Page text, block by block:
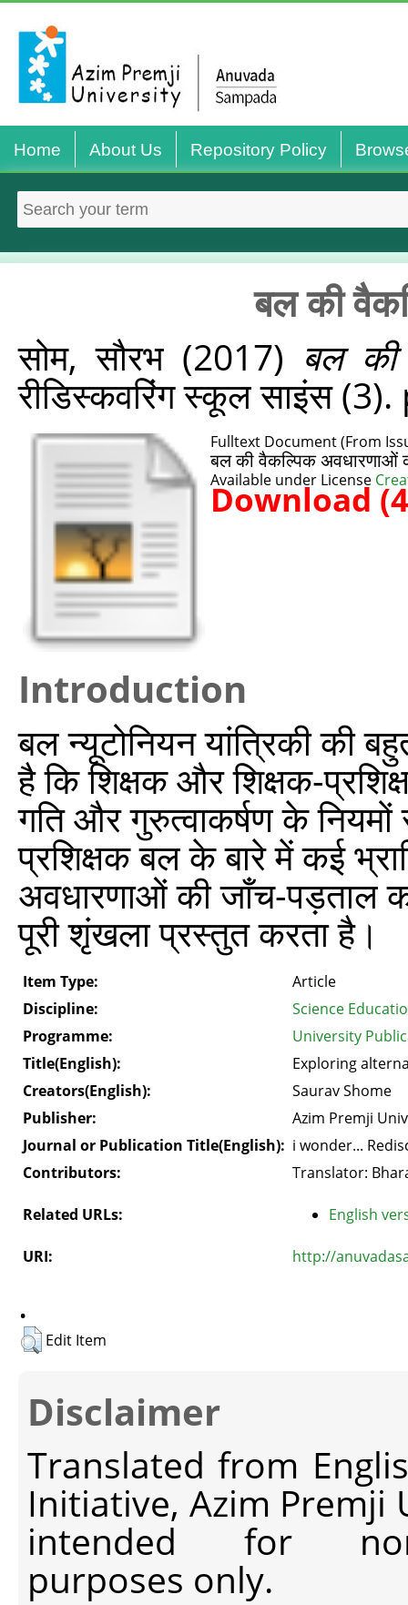
Home About Us Repository Policy
बल की
सोम, सौरभ (2017) बल की
रीडिस्‍कवरिंग स्‍कूल साइंस
Fulltext Document (From
बल की वैकल्पिक अवधारणाओं
Available under License
Download
Introduction
बल न्यूटोनियन यांत्रिकी की
है कि शिक्षक और शिक्षक-
गति और गुरुत्वाकर्षण के
प्रशिक्षक बल के बारे में कई
अवधारणाओं की जाँच-पड़ताल
पूरी शृंखला प्रस्तुत करता है।
Item Type:
Article
Discipline:
Science
Programme:
University
Title(English):
Exploring
Creators(English):
Saurav Shome
Publisher:
Azim Premji
Journal or Publication Title(English): i wonder...
Contributors:
Translator:
Related URLs: English
URI: http://
.
Edit Item
Disclaimer
Translated from
Initiative, Azim Premji
intended for non-
purposes only.